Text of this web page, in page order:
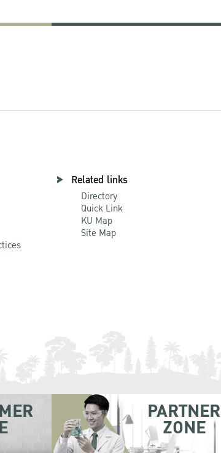
Related links
Directory
Quick Link
KU Map
Site Map
PARTNER
ZONE